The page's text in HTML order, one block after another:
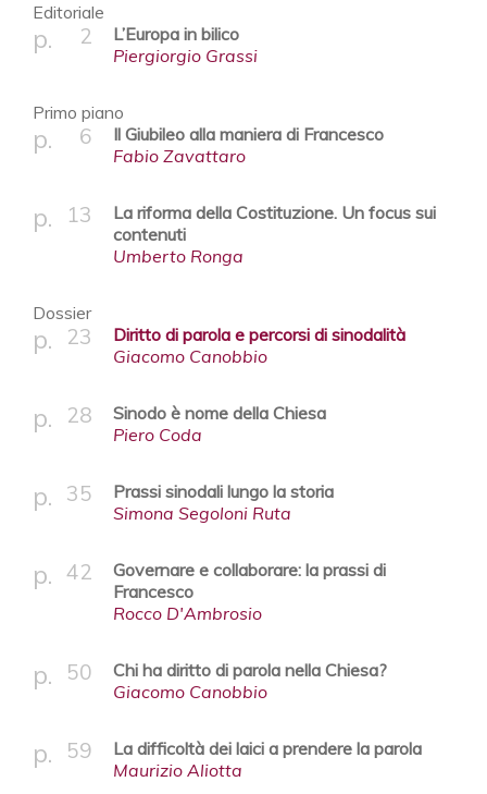
Editoriale
2
L’Europa in bilico
Piergiorgio Grassi
Primo piano
6
Il Giubileo alla maniera di Francesco
Fabio Zavattaro
13
La riforma della Costituzione. Un focus sui
contenuti
Umberto Ronga
Dossier
23
Diritto di parola e percorsi di sinodalità
Giacomo Canobbio
28
Sinodo è nome della Chiesa
Piero Coda
35
Prassi sinodali lungo la storia
Simona Segoloni Ruta
42
Governare e collaborare: la prassi di
Francesco
Rocco D'Ambrosio
50
Chi ha diritto di parola nella Chiesa?
Giacomo Canobbio
59
La difficoltà dei laici a prendere la parola
Maurizio Aliotta